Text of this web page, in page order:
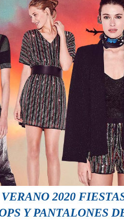
2020
Y PANTALONES